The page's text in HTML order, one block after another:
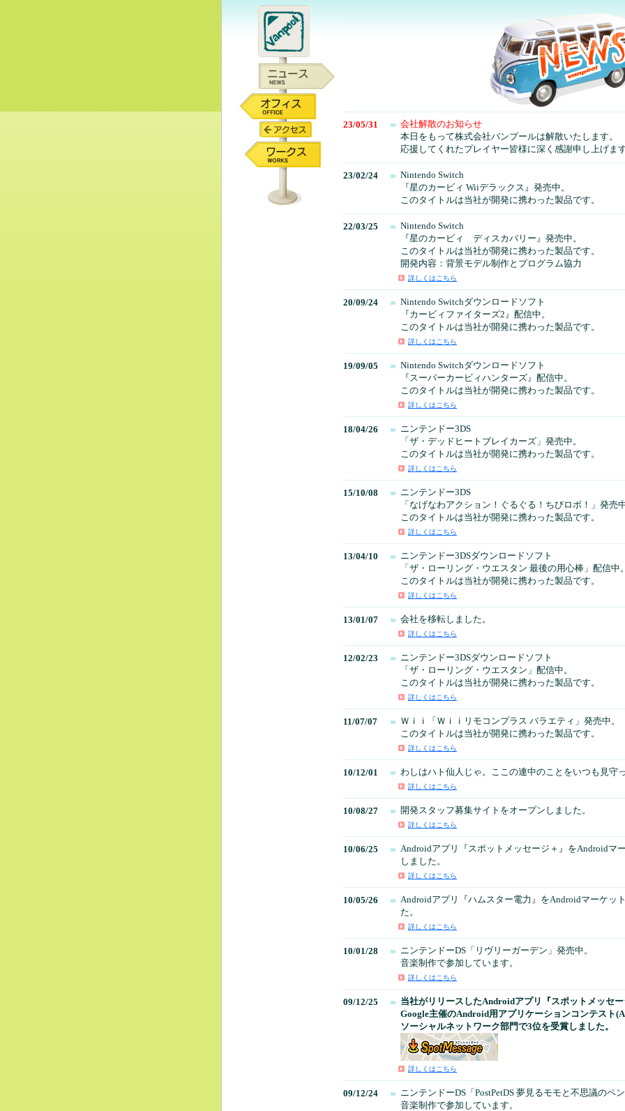
23/05/31
会社解散のお知らせ
本日をもって株式会社バンプールは解散いたします。
応援してくれたプレイヤー皆様に深く感謝申し上げま
23/02/24
Nintendo Switch
『星のカービィ Wiiデラックス』発売中。
このタイトルは当社が開発に携わった製品です。
22/03/25
Nintendo Switch
『星のカービィ ディスカバリー』発売中。
このタイトルは当社が開発に携わった製品です。
開発内容：背景モデル制作とプログラム協力
詳しくはこちら
20/09/24
Nintendo Switchダウンロードソフト
『カービィファイターズ2』配信中。
このタイトルは当社が開発に携わった製品です。
詳しくはこちら
19/09/05
Nintendo Switchダウンロードソフト
『スーパーカービィハンターズ』配信中。
このタイトルは当社が開発に携わった製品です。
詳しくはこちら
18/04/26
ニンテンドー3DS
「ザ・デッドヒートブレイカーズ」発売中。
このタイトルは当社が開発に携わった製品です。
詳しくはこちら
15/10/08
ニンテンドー3DS
「なげなわアクション！ぐるぐる！ちびロボ！」発売
このタイトルは当社が開発に携わった製品です。
詳しくはこちら
13/04/10
ニンテンドー3DSダウンロードソフト
「ザ・ローリング・ウエスタン 最後の用心棒」配信中
このタイトルは当社が開発に携わった製品です。
詳しくはこちら
13/01/07 会社を移転しました。
詳しくはこちら
12/02/23
ニンテンドー3DSダウンロードソフト
「ザ・ローリング・ウエスタン」配信中。
このタイトルは当社が開発に携わった製品です。
詳しくはこちら
11/07/07
Ｗｉｉ「Ｗｉｉリモコンプラス バラエティ」発売中。
このタイトルは当社が開発に携わった製品です。
詳しくはこちら
10/12/01 わしはハト仙人じゃ。ここの連中のことをいつも見守
詳しくはこちら
10/08/27 開発スタッフ募集サイトをオープンしました。
詳しくはこちら
10/06/25
Androidアプリ『スポットメッセージ＋』をAndroidマ
しました。
詳しくはこちら
10/05/26
Androidアプリ『ハムスター電力』をAndroidマーケッ
た。
詳しくはこちら
10/01/28
ニンテンドーDS「リヴリーガーデン」発売中。
音楽制作で参加しています。
詳しくはこちら
09/12/25
当社がリリースしたAndroidアプリ『スポットメッセ
Google主催のAndroid用アプリケーションコンテスト
ソーシャルネットワーク部門で3位を受賞しました。
詳しくはこちら
09/12/24
ニンテンドーDS「PostPetDS 夢見るモモと不思議のペ
音楽制作で参加しています。